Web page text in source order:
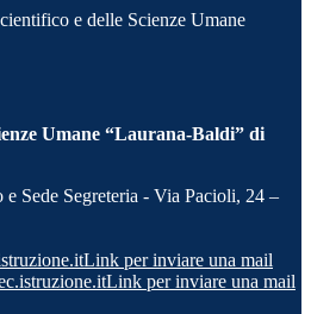
e delle Scienze Umane
Umane “Laurana-Baldi” di
Sede Segreteria - Via Pacioli, 24 –
Link per inviare una mail
Link per inviare una mail